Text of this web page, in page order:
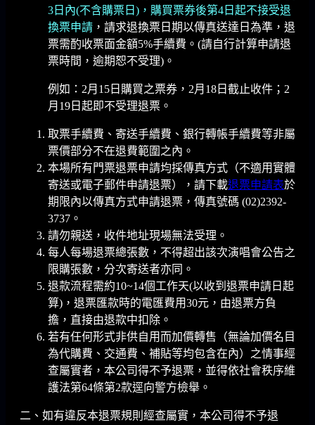
3日內(不含購票日)，購買票券後第4日起不接受退
換票申請 ，請求退換票日期以傳真送達日為準，退
票需酌收票面金額5%手續費。(請自行計算申請退
票時間，逾期恕不受理)。
例如：2月15日購買之票券，2月18日截止收件；2
月19日起即不受理退票。
取票手續費、寄送手續費、銀行轉帳手續費等非屬
票價部分不在退費範圍之內。
本場所有門票退票申請均採傳真方式（不適用實體
寄送或電子郵件申請退票），請下載退票申請表於
期限內以傳真方式申請退票，傳真號碼 (02)2392-
3737。
請勿親送，收件地址現場無法受理。
每人每場退票總張數，不得超出該次演唱會公告之
限購張數，分次寄送者亦同。
退款流程需約10~14個工作天(以收到退票申請日起
算)，退票匯款時的電匯費用30元，由退票方負
擔，直接由退款中扣除。
若有任何形式非供自用而加價轉售（無論加價名目
為代購費、交通費、補貼等均包含在內）之情事經
查屬實者，本公司得不予退票，並得依社會秩序維
護法第64條第2款逕向警方檢舉。
二、如有違反本退票規則經查屬實，本公司得不予退